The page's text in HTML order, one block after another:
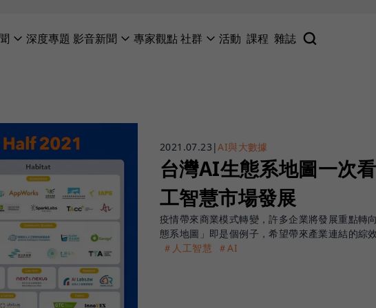
深度專題 影音新聞 專家觀點社群 活動 課程 雜誌
2021.07.23 |AI與大數據
台灣AI生態系地圖一次
工智慧市場發展
疫情帶來商業模式轉變，許多企業將發展重點
態系地圖」即是個例子，希望帶來產業連結的綜效
＃人工智慧
＃AI